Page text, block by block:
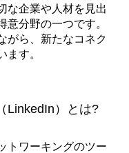
な企業や人材を見出
意分野の一つです。
がら、新たなコネク
ます。
LinkedIn）とは?
トワーキングのツー